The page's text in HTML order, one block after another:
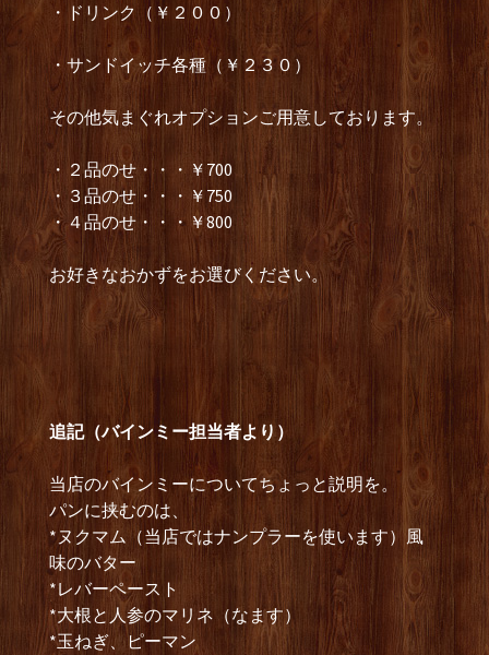
・ドリンク（￥２００）
・サンドイッチ各種（￥２３０）
その他気まぐれオプションご用意しております。
・２品のせ・・・￥700
・３品のせ・・・￥750
・４品のせ・・・￥800
お好きなおかずをお選びください。
追記（バインミー担当者より）
当店のバインミーについてちょっと説明を。
パンに挟むのは、
*ヌクマム（当店ではナンプラーを使います）風
味のバター
*レバーペースト
*大根と人参のマリネ（なます）
*玉ねぎ、ピーマン